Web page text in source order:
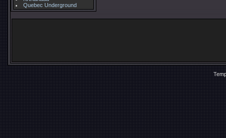
Quebec Underground